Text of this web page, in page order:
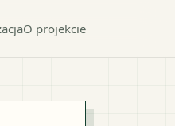
O projekcie